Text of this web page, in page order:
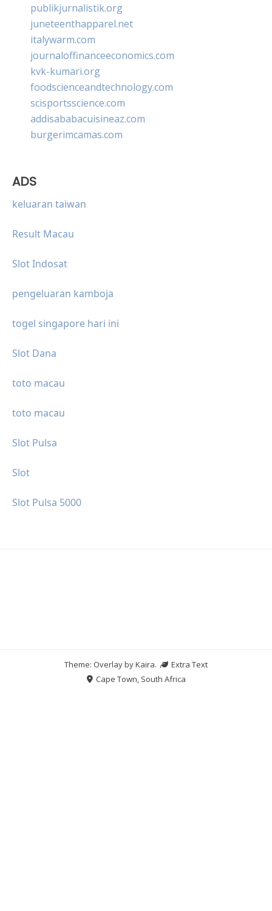
publikjurnalistik.org
juneteenthapparel.net
italywarm.com
journaloffinanceeconomics.com
kvk-kumari.org
foodscienceandtechnology.com
scisportsscience.com
addisababacuisineaz.com
burgerimcamas.com
ADS
keluaran taiwan
Result Macau
Slot Indosat
pengeluaran kamboja
togel singapore hari ini
Slot Dana
toto macau
toto macau
Slot Pulsa
Slot
Slot Pulsa 5000
Theme: Overlay byKaira.
Extra Text
Cape Town, South Africa